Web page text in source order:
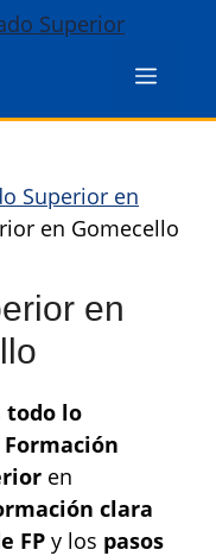
Menú
Superior en
en Gomecello
en
todo lo
Formación
en
clara
FP y los pasos